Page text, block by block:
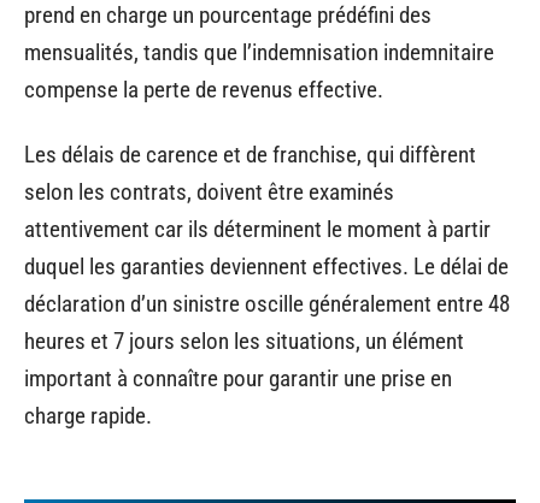
prend en charge un pourcentage prédéfini des
mensualités, tandis que l’indemnisation indemnitaire
compense la perte de revenus effective.
Les délais de carence et de franchise, qui diffèrent
selon les contrats, doivent être examinés
attentivement car ils déterminent le moment à partir
duquel les garanties deviennent effectives. Le délai de
déclaration d’un sinistre oscille généralement entre 48
heures et 7 jours selon les situations, un élément
important à connaître pour garantir une prise en
charge rapide.